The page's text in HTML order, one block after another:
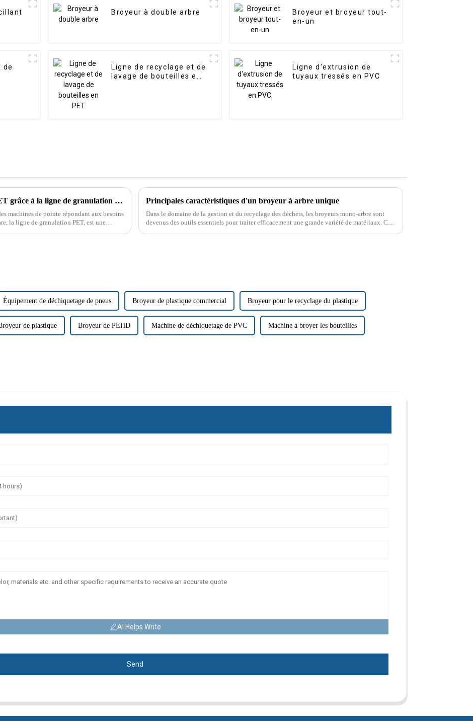
Broyeur à double arbre
Broyeur et broyeur tout-
en-un
de
Ligne de recyclage et de
lavage de bouteilles en
Ligne d'extrusion de
tuyaux tressés en PVC
Amélioration de la granulation du PET grâce à la ligne de granulation PET de Jiarui
machines de pointe répondant aux besoins
la ligne de granulation PET, est une
Principales caractéristiques d'un broyeur à arbre unique
Dans le domaine de la gestion et du recyclage des déchets, les broyeurs mono-arbre sont
devenus des outils essentiels pour traiter efficacement une grande variété de matériaux. Ces
Équipement de déchiquetage de pneus Broyeur de plastique commercial Broyeur pour le recyclage du plastique
de plastique Broyeur de PEHD Machine de déchiquetage de PVC Machine à broyer les bouteilles
AI Helps Write
Send